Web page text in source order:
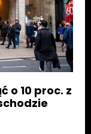
o 10 proc. z